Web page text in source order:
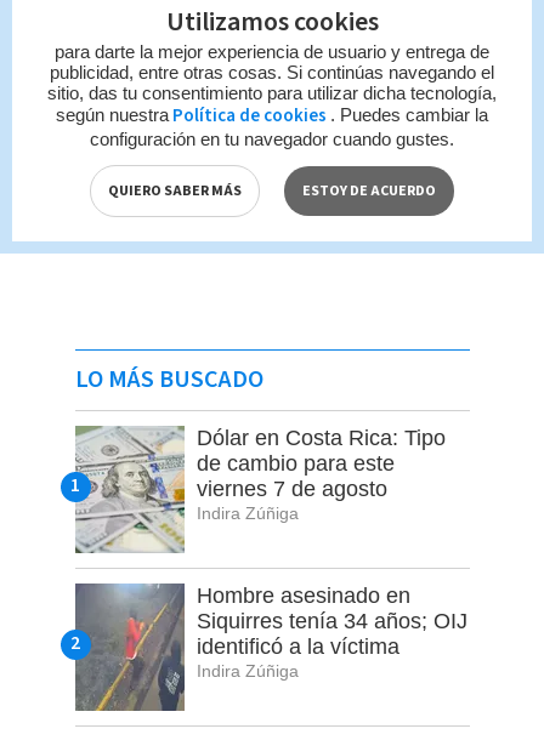
LO MÁS BUSCADO
Dólar en Costa Rica: Tipo
de cambio para este
viernes 7 de agosto
Indira Zúñiga
Hombre asesinado en
Siquirres tenía 34 años; OIJ
identificó a la víctima
Indira Zúñiga
Utilizamos cookies
para darte la mejor experiencia de usuario y entrega de
publicidad, entre otras cosas. Si continúas navegando el
sitio, das tu consentimiento para utilizar dicha tecnología,
según nuestraPolítica de cookies . Puedes cambiar la
configuración en tu navegador cuando gustes.
QUIERO SABER MÁS ESTOY DE ACUERDO